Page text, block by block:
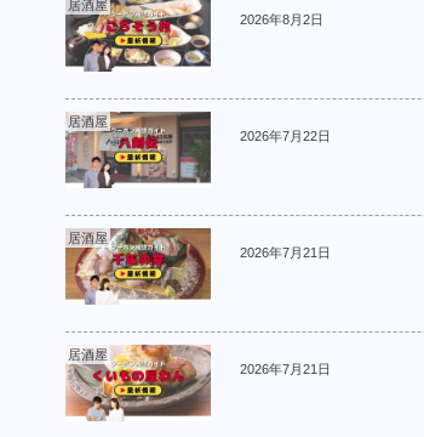
居酒屋
2026年8月2日
居酒屋
2026年7月22日
居酒屋
2026年7月21日
居酒屋
2026年7月21日